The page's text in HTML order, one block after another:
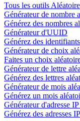
Tous les outils Aléatoire
Générateur de nombre
Générez des nombres
Générateur d'UUID
Générez des
Générateur de choix
Faites un choix
Générateur de lettre
Générez des lettres
Générateur de mois
Générez un mois
Générateur d'adresse
Générez des adresses